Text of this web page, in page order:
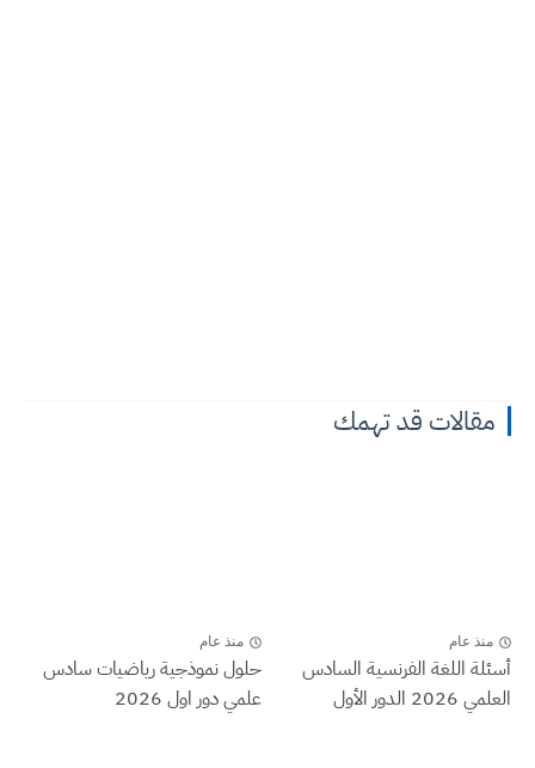
مقالات قد تهمك
منذ عام
أسئلة اللغة الفرنسية السادس
العلمي 2026 الدور الأول
منذ عام
حلول نموذجية رياضيات سادس
علمي دور اول 2026